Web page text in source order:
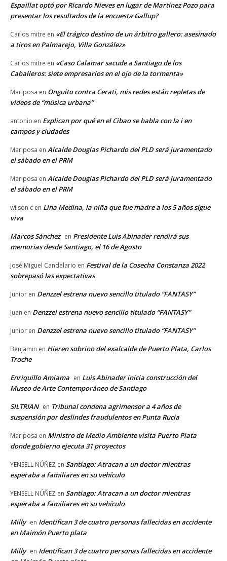
Espaillat optó por Ricardo Nieves en lugar de Martínez Pozo para
presentar los resultados de la encuesta Gallup?
Carlos mitre en «El trágico destino de un árbitro gallero: asesinado
a tiros en Palmarejo, Villa González»
Carlos mitre en «Caso Calamar sacude a Santiago de los
Caballeros: siete empresarios en el ojo de la tormenta»
Mariposa en Onguito contra Cerati, mis redes están repletas de
vídeos de “música urbana”
antonio en Explican por qué en el Cibao se habla con la i en
campos y ciudades
Mariposa en Alcalde Douglas Pichardo del PLD será juramentado
el sábado en el PRM
Mariposa en Alcalde Douglas Pichardo del PLD será juramentado
el sábado en el PRM
wilson c en Lina Medina, la niña que fue madre a los 5 años sigue
viva
Marcos Sánchez en Presidente Luis Abinader rendirá sus
memorias desde Santiago, el 16 de Agosto
José Miguel Candelario en Festival de la Cosecha Constanza 2022
sobrepasó las expectativas
Junior en Denzzel estrena nuevo sencillo titulado “FANTASY”
Juan en Denzzel estrena nuevo sencillo titulado “FANTASY”
Junior en Denzzel estrena nuevo sencillo titulado “FANTASY”
Benjamin en Hieren sobrino del exalcalde de Puerto Plata, Carlos
Troche
Enriquillo Amiama en Luis Abinader inicia construcción del
Museo de Arte Contemporáneo de Santiago
SILTRIAN en Tribunal condena agrimensor a 4 años de
suspensión por deslindes fraudulentos en Punta Rucia
Mariposa en Ministro de Medio Ambiente visita Puerto Plata
donde gobierno ejecuta 31 proyectos
YENSELL NÚÑEZ en Santiago: Atracan a un doctor mientras
esperaba a familiares en su vehículo
YENSELL NÚÑEZ en Santiago: Atracan a un doctor mientras
esperaba a familiares en su vehículo
Milly en Identifican 3 de cuatro personas fallecidas en accidente
en Maimón Puerto plata
Milly en Identifican 3 de cuatro personas fallecidas en accidente